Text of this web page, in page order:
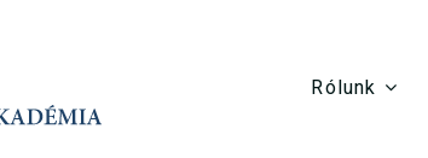
Rólunk